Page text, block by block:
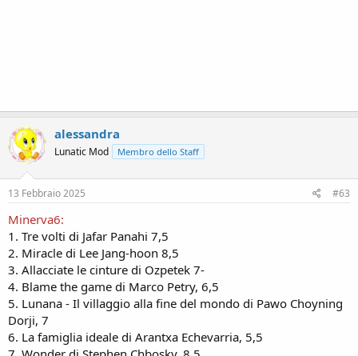
alessandra
Lunatic Mod Membro dello Staff
13 Febbraio 2025 #63
Minerva6:
1. Tre volti di Jafar Panahi 7,5
2. Miracle di Lee Jang-hoon 8,5
3. Allacciate le cinture di Ozpetek 7-
4. Blame the game di Marco Petry, 6,5
5. Lunana - Il villaggio alla fine del mondo di Pawo Choyning
Dorji, 7
6. La famiglia ideale di Arantxa Echevarria, 5,5